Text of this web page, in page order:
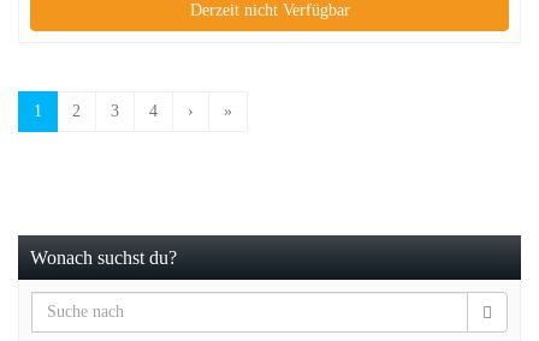
Derzeit nicht Verfügbar
1 2 3 4 › »
Wonach suchst du?